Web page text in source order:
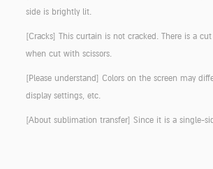
side is brightly lit.
[Cracks] This curtain is not cracked. There is a
when cut with scissors.
[Please understand] Colors on the screen may
display settings, etc.
[About sublimation transfer] Since it is a single-